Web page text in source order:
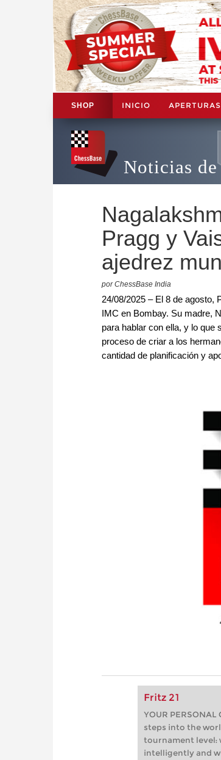
SHOP INICIO APERTURAS
Noticias de
Pragg y
ajedrez
por ChessBase India
24/08/2025 – El 8 de agosto,
IMC en Bombay. Su madre,
para hablar con ella, y lo que
proceso de criar a los
cantidad de planificación y
Fritz 21
YOUR
steps into the
tournament level:
intelligently and